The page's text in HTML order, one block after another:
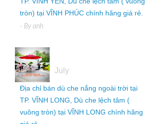
tròn) tại VĨNH PHÚC chính hãng giá rẻ.
- By anh
July
Địa chỉ bán dù che nắng ngoài trời tại
TP. VĨNH LONG, Dù che lệch tâm (
vuông tròn) tại VĨNH LONG chính hãng